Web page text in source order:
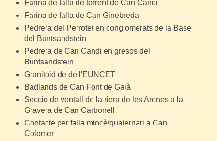
Farina de falla de torrent de Can Candi
Farina de falla de Can Ginebreda
Pedrera del Perrotet en conglomerats de la Base
del Buntsandstein
Pedrera de Can Candi en gresos del
Buntsandstein
Granitoid de de l'EUNCET
Badlands de Can Font de Gaià
Secció de ventall de la riera de les Arenes a la
Gravera de Can Carbonell
Contacte per falla miocè/quaternari a Can
Colomer